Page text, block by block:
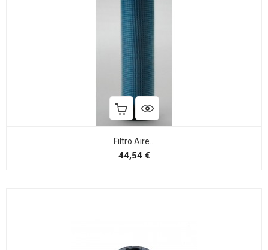
Filtro Aire...
44,54 €Preço